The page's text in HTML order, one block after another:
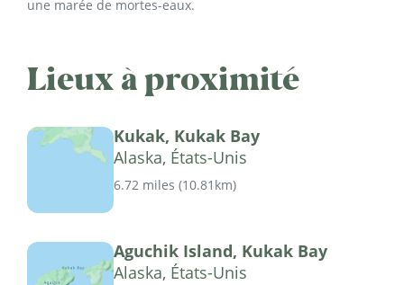
une marée de mortes-eaux.
Lieux à proximité
Kukak, Kukak Bay
Alaska, États-Unis
6.72 miles (10.81km)
Aguchik Island, Kukak Bay
Alaska, États-Unis